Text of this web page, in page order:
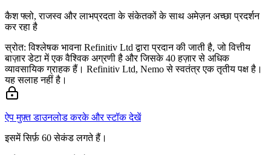
कैश फ्लो, राजस्व और लाभप्रदता के संकेतकों के साथ अमेज़न अच्छा प्रदर्शन
कर रहा है
स्रोत: विश्लेषक भावना Refinitiv Ltd द्वारा प्रदान की जाती है, जो वित्तीय
बाज़ार डेटा में एक वैश्विक अग्रणी है और जिसके 40 हज़ार से अधिक
व्यावसायिक ग्राहक हैं। Refinitiv Ltd, Nemo से स्वतंत्र एक तृतीय पक्ष है।
यह सलाह नहीं है।
ऐप मुफ़्त डाउनलोड करके और स्टॉक देखें
इसमें सिर्फ़ 60 सेकंड लगते हैं।